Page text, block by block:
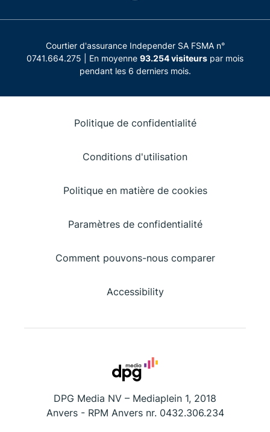
Courtier d'assurance Independer SA FSMA n°
0741.664.275 | En moyenne 93.254 visiteurs par mois
pendant les 6 derniers mois.
Politique de confidentialité
Conditions d'utilisation
Politique en matière de cookies
Paramètres de confidentialité
Comment pouvons-nous comparer
Accessibility
DPG Media NV – Mediaplein 1, 2018
Anvers - RPM Anvers nr. 0432.306.234